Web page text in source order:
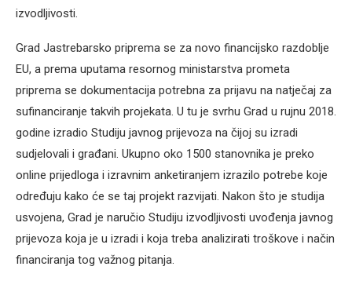
izvodljivosti.
Grad Jastrebarsko priprema se za novo financijsko razdoblje
EU, a prema uputama resornog ministarstva prometa
priprema se dokumentacija potrebna za prijavu na natječaj za
sufinanciranje takvih projekata. U tu je svrhu Grad u rujnu 2018.
godine izradio Studiju javnog prijevoza na čijoj su izradi
sudjelovali i građani. Ukupno oko 1500 stanovnika je preko
online prijedloga i izravnim anketiranjem izrazilo potrebe koje
određuju kako će se taj projekt razvijati. Nakon što je studija
usvojena, Grad je naručio Studiju izvodljivosti uvođenja javnog
prijevoza koja je u izradi i koja treba analizirati troškove i način
financiranja tog važnog pitanja.